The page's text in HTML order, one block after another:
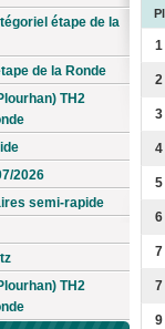
étape de la
de la Ronde
TH2
2026
semi-rapide
TH2
1
2
3
4
5
6
7
7
9